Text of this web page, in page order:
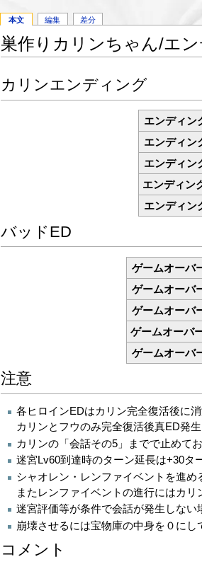
本文 編集 差分
巣作りカリンちゃん/エ
カリンエンディング
エンディン
エンディン
エンディン
エンディン
エンディン
バッドED
ゲームオーバ
ゲームオーバ
ゲームオーバ
ゲームオーバ
ゲームオーバ
注意
各ヒロインEDはカリン完全復活後に消
カリンとフウのみ完全復活後真ED発生
カリンの「会話その5」までで止めて
迷宮Lv60到達時のターン延長は+30タ
シャオレン・レンファイベントを進め
またレンファイベントの進行にはカリ
迷宮評価等が条件で会話が発生しない
崩壊させるには宝物庫の中身を０にし
コメント